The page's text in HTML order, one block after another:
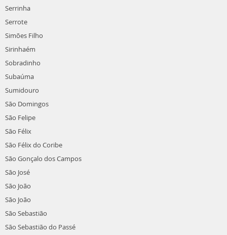
Serrinha
Serrote
Simões Filho
Sirinhaém
Sobradinho
Subaúma
Sumidouro
São Domingos
São Felipe
São Félix
São Félix do Coribe
São Gonçalo dos Campos
São José
São João
São João
São Sebastião
São Sebastião do Passé